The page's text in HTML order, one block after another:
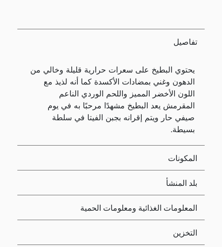
تفاصيل
يحتوي البطيخ على سعرات حرارية قليلة وخالي من
الدهون وغني بمضادات الأكسدة كما أنه لذيذ مع
اللون الأخضر المميز واللحم الوردي الناعم
المقرمش يعد البطيخ مشهدًا مرحبًا به في يوم
صيفي حار ويتم إقرانه بجبن الفيتا في سلطة
بسيطة.
المكونات
بلد المنشأ
المعلومات الغذائية ومعلومات الحمية
التخزين